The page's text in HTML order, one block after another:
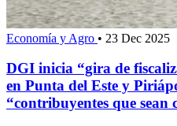
Economía y Agro • 23 Dec 2025
DGI inicia “gira de
en Punta del Este y
“contribuyentes que sean